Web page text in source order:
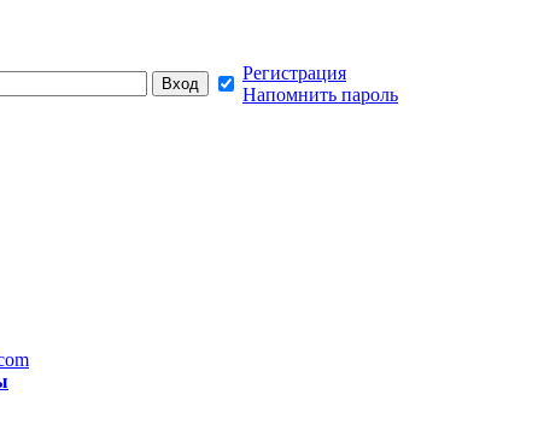
Регистрация
Напомнить пароль